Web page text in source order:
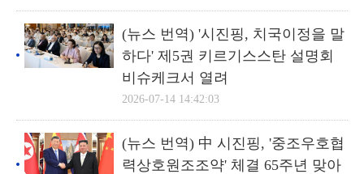
(뉴스 번역) '시진핑, 치국이정을 말
하다' 제5권 키르기스스탄 설명회
비슈케크서 열려
2026-07-14 14:42:03
(뉴스 번역) 中 시진핑, '중조우호협
력상호원조조약' 체결 65주년 맞아